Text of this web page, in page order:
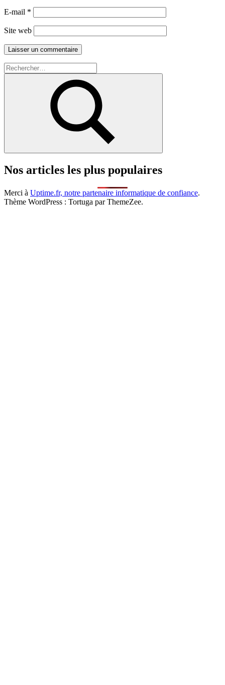
E-mail *
Site web
Recherche
pour :
Rechercher
Nos articles les plus populaires
Merci à Uptime.fr, notre partenaire informatique de confiance.
Thème WordPress : Tortuga par ThemeZee.